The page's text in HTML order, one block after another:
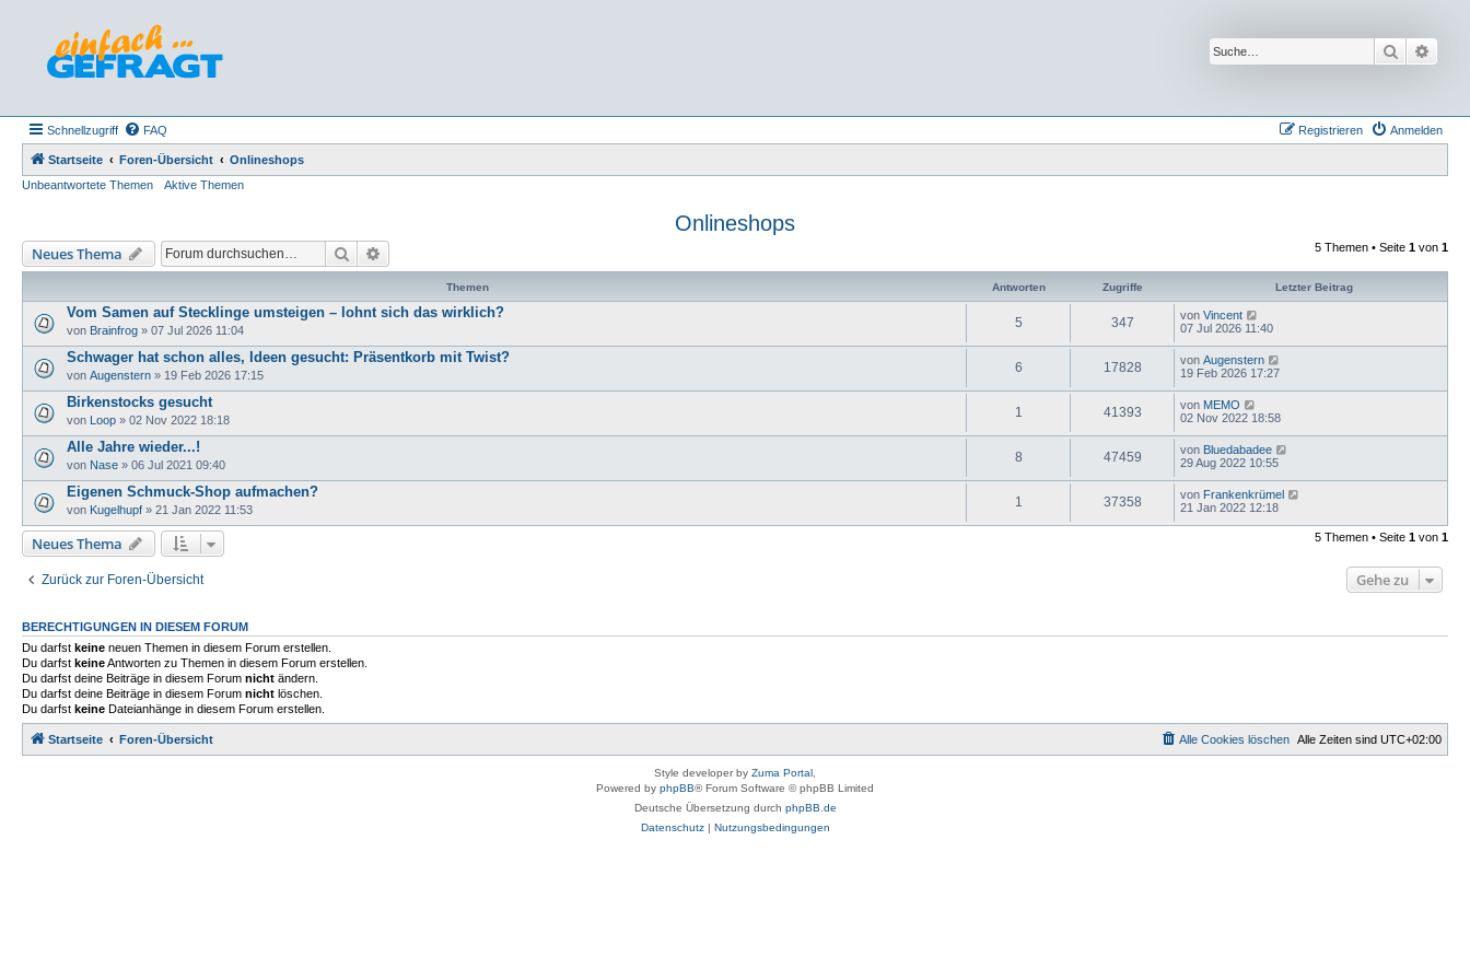
Suche
Schnellzugriff FAQ Anmelden
Registrieren
Startseite Foren-Übersicht
Onlineshops
Unbeantwortete Themen
Aktive Themen
Onlineshops
Neues Thema Suche 5 Themen • Seite 1 von 1
Themen Antworten Zugriffe Letzter Beitrag
Vom Samen auf Stecklinge umsteigen – lohnt sich das wirklich?
von Brainfrog » 07 Jul 2026 11:04
5 347 von Vincent
07 Jul 2026 11:40
Schwager hat schon alles, Ideen gesucht: Präsentkorb mit Twist?
von Augenstern » 19 Feb 2026 17:15
6 17828 von Augenstern
19 Feb 2026 17:27
Birkenstocks gesucht
von Loop » 02 Nov 2022 18:18
1 41393 von MEMO
02 Nov 2022 18:58
Alle Jahre wieder...!
von Nase » 06 Jul 2021 09:40
8 47459 von Bluedabadee
29 Aug 2022 10:55
Eigenen Schmuck-Shop aufmachen?
von Kugelhupf » 21 Jan 2022 11:53
1 37358 von Frankenkrümel
21 Jan 2022 12:18
Neues Thema 5 Themen • Seite 1 von 1
Zurück zur Foren-Übersicht Gehe zu
BERECHTIGUNGEN IN DIESEM FORUM
Du darfst keine neuen Themen in diesem Forum erstellen.
Du darfst keineAntworten zu Themen in diesem Forum erstellen.
Du darfst deine Beiträge in diesem Forum nicht ändern.
Du darfst deine Beiträge in diesem Forum nicht löschen.
Du darfst keine Dateianhänge in diesem Forum erstellen.
Startseite Foren-Übersicht Alle Zeiten sind UTC+02:00
Alle Cookies löschen
Style developer by Zuma Portal
Powered by phpBB® Forum Software © phpBB Limited
Deutsche Übersetzung durch phpBB.de
Datenschutz| Nutzungsbedingungen